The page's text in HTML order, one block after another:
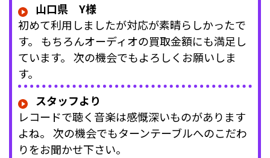
山口県 Y様
初めて利用しましたが対応が素晴らしかったで
す。 もちろんオーディオの買取金額にも満足し
ています。 次の機会でもよろしくお願いしま
す。
スタッフより
レコードで聴く音楽は感慨深いものがあります
よね。 次の機会でもターンテーブルへのこだわ
りをお聞かせ下さい。